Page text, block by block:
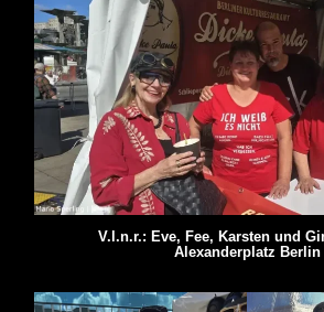
V.l.n.r.: Eve, Fee, Karsten und
Alexanderplatz Berlin